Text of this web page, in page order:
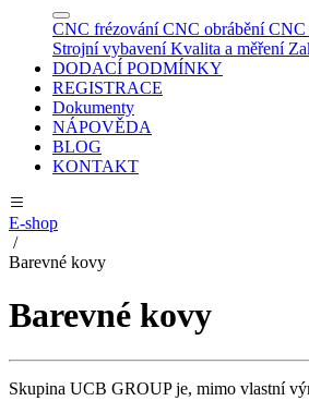
CNC frézování CNC obrábění CNC
Strojní vybavení Kvalita a měření
DODACÍ PODMÍNKY
REGISTRACE
Dokumenty
NÁPOVĚDA
BLOG
KONTAKT
E-shop
/
Barevné kovy
Barevné kovy
Skupina UCB GROUP je, mimo vlastní